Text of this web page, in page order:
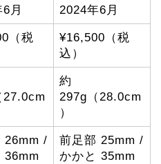
月 2024年6月
（税
¥16,500（税
込）
27.0cm
約
297g（28.0cm
）
26mm /
36mm
前足部 25mm /
かかと 35mm